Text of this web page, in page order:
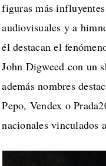
figuras más
audiovisuales y a
él destacan el
John Digweed con un
además nombres
Pepo, Vendex o
nacionales vinculados